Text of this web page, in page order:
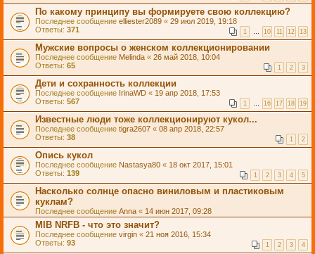
По какому принципу вы формируете свою коллекцию?
Последнее сообщение elliester2089 « 29 июл 2019, 19:18
Ответы: 371 1 … 10 11 12 13
Мужские вопросы о женском коллекционировании
Последнее сообщение Melinda « 26 май 2018, 10:04
Ответы: 65 1 2 3
Дети и сохранность коллекции
Последнее сообщение IrinaWD « 19 апр 2018, 17:53
Ответы: 567 1 … 16 17 18 19
Известные люди тоже коллекционируют кукол...
Последнее сообщение tigra2607 « 08 апр 2018, 22:57
Ответы: 38 1 2
Опись кукол
Последнее сообщение Nastasya80 « 18 окт 2017, 15:01
Ответы: 139 1 2 3 4 5
Насколько солнце опасно виниловым и пластиковым
куклам?
Последнее сообщение Anna « 14 июн 2017, 09:28
MIB NRFB - что это значит?
Последнее сообщение virgin « 21 ноя 2016, 15:34
Ответы: 93 1 2 3 4